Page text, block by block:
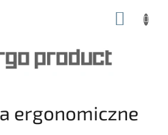
ergonomiczne